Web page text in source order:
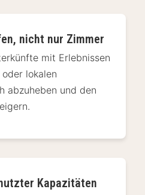
nicht nur Zimmer
mit Erlebnissen
lokalen
abzuheben und den
Kapazitäten